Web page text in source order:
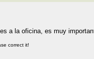
a la oficina, es muy
correct it!